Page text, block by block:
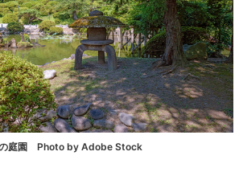
の庭園 Photo by Adobe Stock